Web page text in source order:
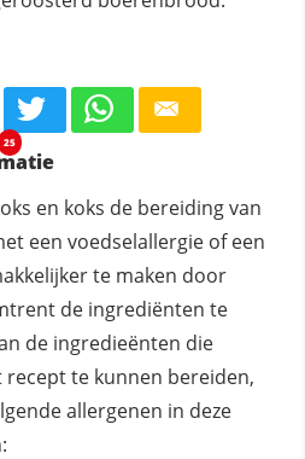
25
en koks de bereiding van
een voedselallergie of een
te maken door
de ingrediënten te
de ingredieënten die
te kunnen bereiden,
allergenen in deze